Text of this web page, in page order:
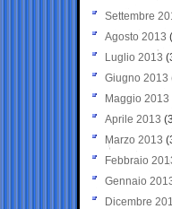
Settembre
Agosto 2013
Luglio 2013
Giugno 2013
Maggio 2013
Aprile 2013
Marzo 2013
Febbraio
Gennaio
Dicembre